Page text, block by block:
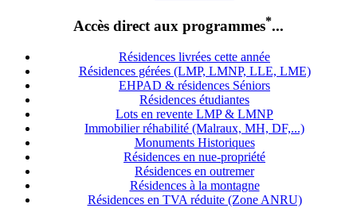
Accès direct aux programmes*...
Résidences livrées cette année
Résidences gérées (LMP, LMNP, LLE, LME)
EHPAD & résidences Séniors
Résidences étudiantes
Lots en revente LMP & LMNP
Immobilier réhabilité (Malraux, MH, DF,...)
Monuments Historiques
Résidences en nue-propriété
Résidences en outremer
Résidences à la montagne
Résidences en TVA réduite (Zone ANRU)